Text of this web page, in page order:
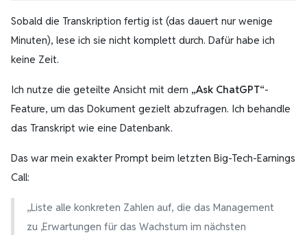
Sobald die Transkription fertig ist (das dauert nur wenige
Minuten), lese ich sie nicht komplett durch. Dafür habe ich
keine Zeit.
Ich nutze die geteilte Ansicht mit dem „Ask ChatGPT“-
Feature, um das Dokument gezielt abzufragen. Ich behandle
das Transkript wie eine Datenbank.
Das war mein exakter Prompt beim letzten Big-Tech-Earnings
Call:
„Liste alle konkreten Zahlen auf, die das Management
zu ‚Erwartungen für das Wachstum im nächsten